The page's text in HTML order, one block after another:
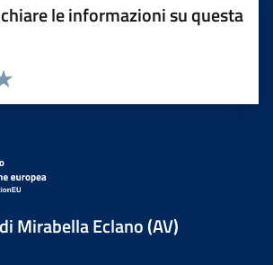
le informazioni su questa
5 stelle su 5
4 stelle su 5
su 5
su 5
5
Mirabella Eclano (AV)